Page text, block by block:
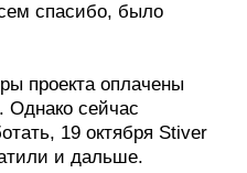
спасибо, было
проекта оплачены
Однако сейчас
19 октября Stiver
и дальше.